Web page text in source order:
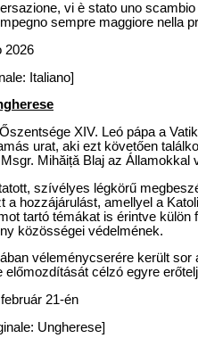
vi è stato uno
sempre maggiore nella
2026
Italiano]
XIV. Leó pápa a
urat, aki ezt követően
Mihăițǎ Blaj az Államokkal
szívélyes légkörű
a hozzájárulást, amellyel a
tartó témákat is érintve
közösségei védelmének.
véleménycserére került
előmozdítását célzó egyre
21-én
Ungherese]